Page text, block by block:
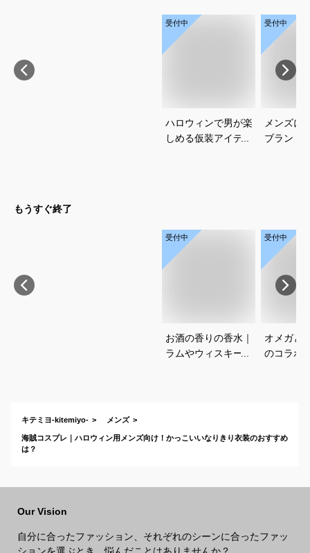
受付中
ハロウィンで男が楽
しめる仮装アイデア
受付中
メンズに
ブランド
もうすぐ終了
受付中
お酒の香りの香水｜
ラムやウィスキーな
受付中
オメガと
のコラボ
キテミヨ-kitemiyo- メンズ
海賊コスプレ｜ハロウィン用メンズ向け！かっこいいなりきり衣装のおすすめ
は？
Our Vision
自分に合ったファッション、それぞれのシーンに合ったファッ